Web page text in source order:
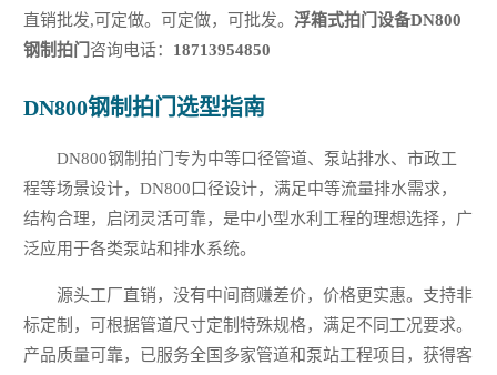
直销批发,可定做。可定做，可批发。浮箱式拍门设备DN800
钢制拍门 咨询电话： 18713954850
DN800钢制拍门选型指南
DN800钢制拍门专为中等口径管道、泵站排水、市政工
程等场景设计，DN800口径设计，满足中等流量排水需求，
结构合理，启闭灵活可靠，是中小型水利工程的理想选择，广
泛应用于各类泵站和排水系统。
源头工厂直销，没有中间商赚差价，价格更实惠。支持非
标定制，可根据管道尺寸定制特殊规格，满足不同工况要求。
产品质量可靠，已服务全国多家管道和泵站工程项目，获得客